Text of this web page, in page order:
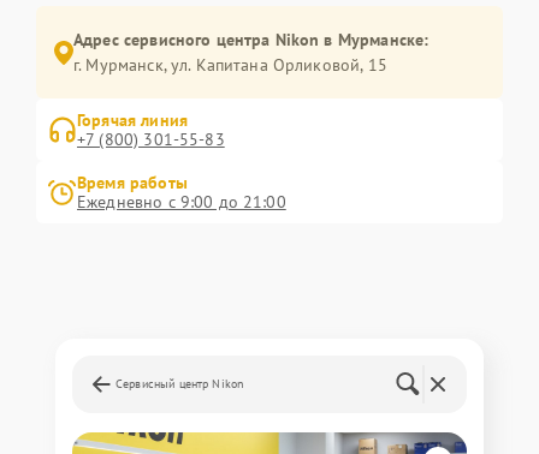
Адрес сервисного центра Nikon в Мурманске:
г. Мурманск, ул. Капитана Орликовой, 15
Горячая линия
+7 (800) 301-55-83
Время работы
Ежедневно с 9:00 до 21:00
Сервисный центр Nikon